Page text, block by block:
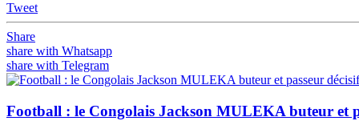
Tweet
Share
share with Whatsapp
share with Telegram
Football : le Congolais Jackson MULEKA buteur et